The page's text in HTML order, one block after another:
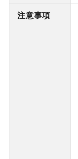
注意事項